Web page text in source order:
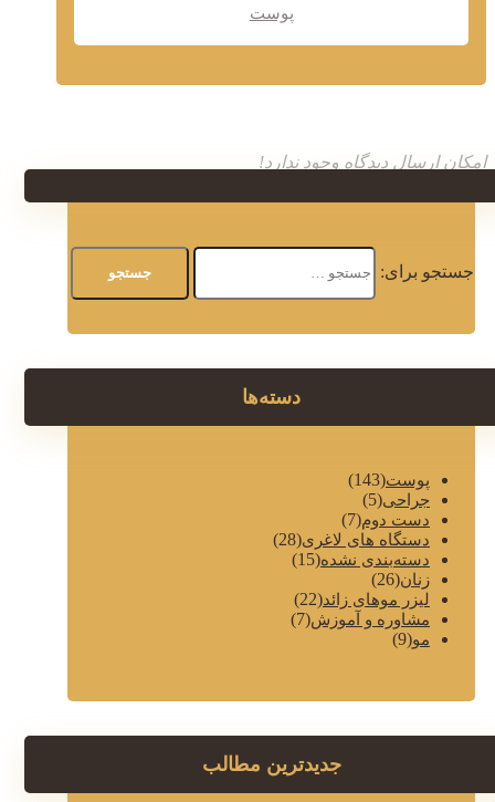
پوست
امکان ارسال دیدگاه وجود ندارد!
جستجو برای:
دسته‌ها
پوست(143)
جراحی(5)
دست دوم(7)
دستگاه های لاغری(28)
دسته‌بندی نشده(15)
زنان(26)
لیزر موهای زائد(22)
مشاوره و آموزش(7)
مو(9)
جدیدترین مطالب